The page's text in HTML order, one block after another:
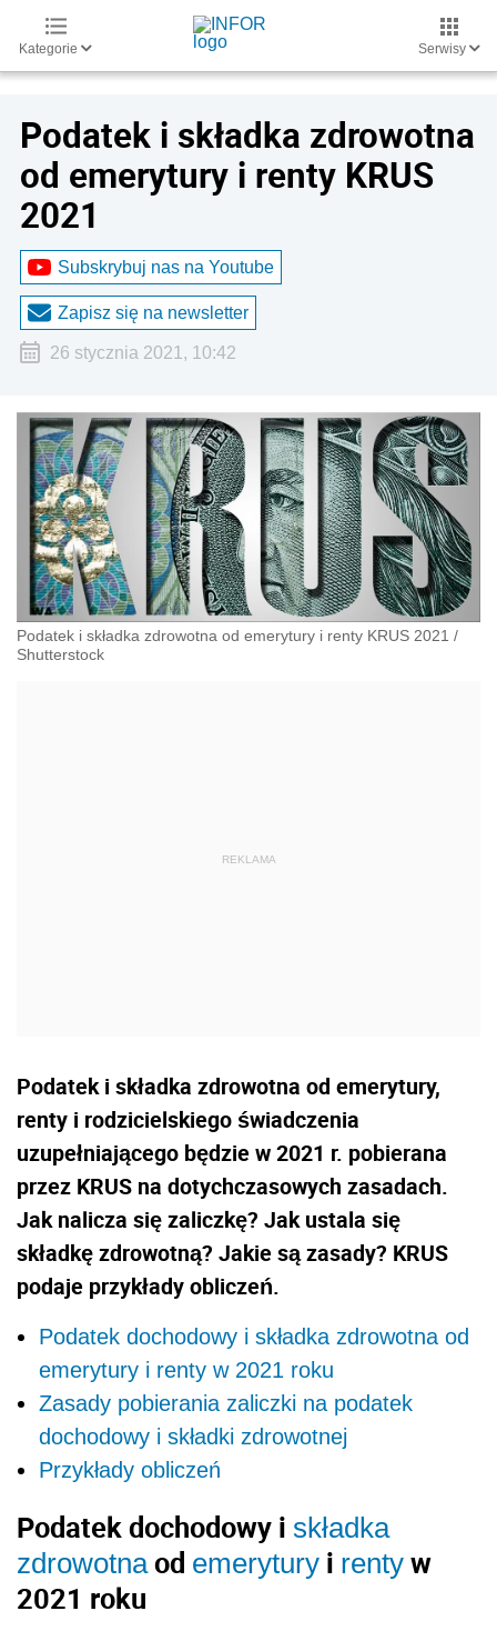
Kategorie Serwisy
Podatek i składka zdrowotna
od emerytury i renty KRUS
2021
Subskrybuj nas na Youtube
Zapisz się na newsletter
26 stycznia 2021, 10:42
Podatek i składka zdrowotna od emerytury i renty KRUS 2021 /
Shutterstock
Podatek i składka zdrowotna od emerytury,
renty i rodzicielskiego świadczenia
uzupełniającego będzie w 2021 r. pobierana
przez KRUS na dotychczasowych zasadach.
Jak nalicza się zaliczkę? Jak ustala się
składkę zdrowotną? Jakie są zasady? KRUS
podaje przykłady obliczeń.
Podatek dochodowy i składka zdrowotna od
emerytury i renty w 2021 roku
Zasady pobierania zaliczki na podatek
dochodowy i składki zdrowotnej
Przykłady obliczeń
Podatek dochodowy i składka
zdrowotnaod emerytury i renty w
2021 roku